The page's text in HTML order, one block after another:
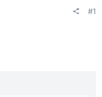
#1